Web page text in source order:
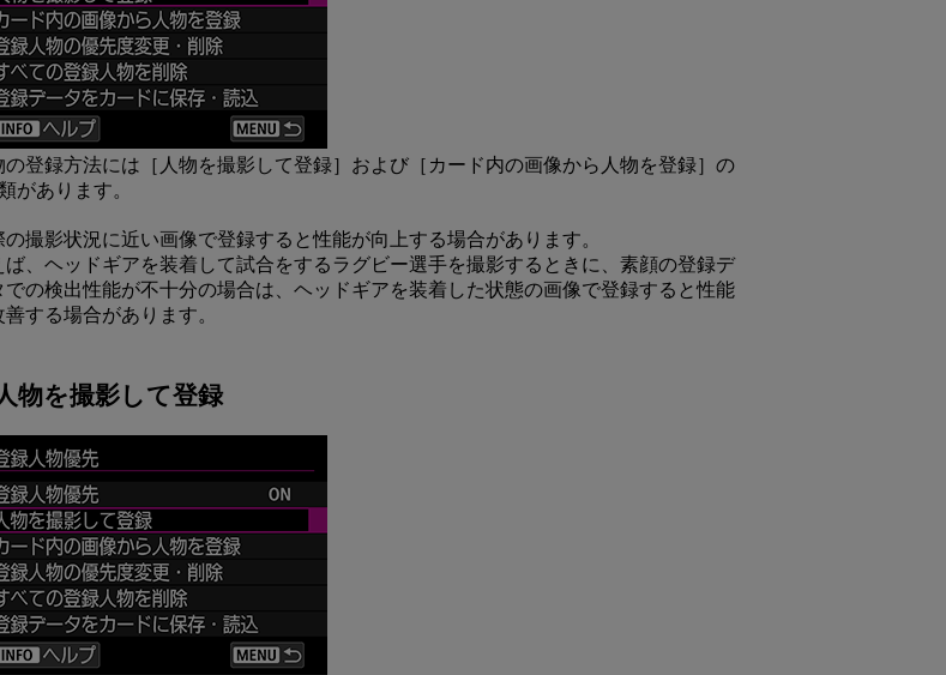
の登録方法には［人物を撮影して登録］および［カード内の画像から人物を登録］の
があります。
の撮影状況に近い画像で登録すると性能が向上する場合があります。
ば、ヘッドギアを装着して試合をするラグビー選手を撮影するときに、素顔の登録デ
での検出性能が不十分の場合は、ヘッドギアを装着した状態の画像で登録すると性能
善する場合があります。
物を撮影して登録